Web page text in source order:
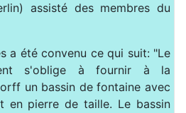
assisté des membres du
a été convenu ce qui suit: "Le
s'oblige à fournir à la
un bassin de fontaine avec
en pierre de taille. Le bassin